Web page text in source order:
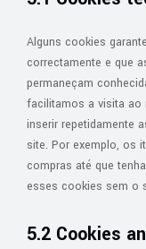
Alguns cookies
correctamente e que
permaneçam
facilitamos a visita ao
inserir repetidamente
site. Por exemplo, os
compras até que
esses cookies sem o
5.2 Cookies